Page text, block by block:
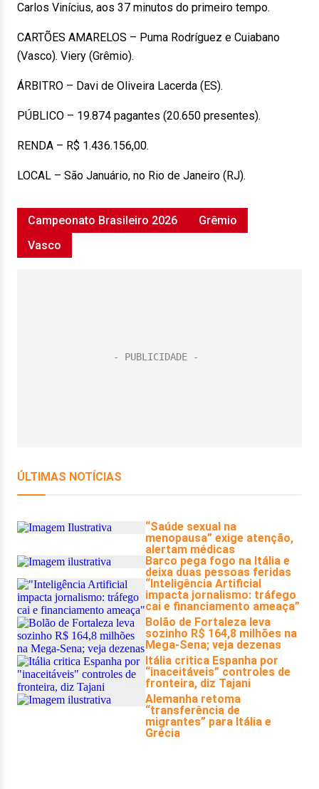
Carlos Vinícius, aos 37 minutos do primeiro tempo.
CARTÕES AMARELOS – Puma Rodríguez e Cuiabano
(Vasco). Viery (Grêmio).
ÁRBITRO – Davi de Oliveira Lacerda (ES).
PÚBLICO – 19.874 pagantes (20.650 presentes).
RENDA – R$ 1.436.156,00.
LOCAL – São Januário, no Rio de Janeiro (RJ).
Campeonato Brasileiro 2026
Grêmio
Vasco